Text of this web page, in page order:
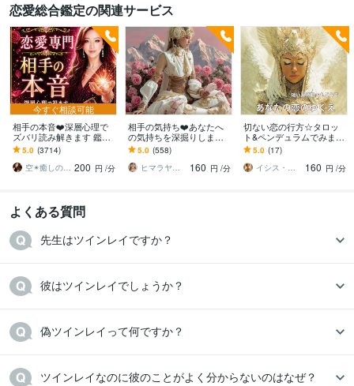
恋愛総合鑑定の関連サービス
今すぐ相談可能
相手の本音❤️深層心理で
ズバリ読み解きます 鑑定
実績7000件超え❗️ ✨心に優
しく寄り添う恋愛専門鑑
定
5.0 (3714)
空✴︎癒しの魔法使い 200 円 /分
相手の気持ち❤️あなたへ
の気持ちを深掘りします
霊感タロットとチャネリ
ングでお相手様の本音を
深く読み取ります
5.0 (558)
ヒマラヤ霊感ヒーラー☆咲希（saki）
160 円 /分
切ない恋の行方☆タロッ
ト&ペンデュラムでみます
これは運命？と感じるの
は、彼とあなたの魂の共
鳴の証
5.0 (17)
イシス・エジプト女神のメッセンジャー
160 円 /分
よくある質問
先生はツインレイですか？
彼はツインレイでしょうか？
偽ツインレイって何ですか？
ツインレイなのに彼のことがよく分からないのはなぜ？